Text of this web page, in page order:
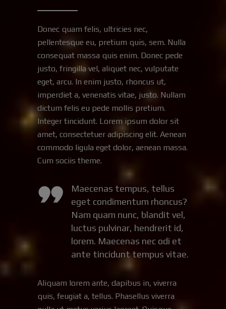
Donec quam felis, ultricies nec,
pellentesque eu, pretium quis, sem. Nulla
consequat massa quis enim. Donec pede
justo, fringilla vel, aliquet nec, vulputate
eget, arcu. In enim justo, rhoncus ut,
imperdiet a, venenatis vitae, justo. Nullam
dictum felis eu pede mollis pretium.
Integer tincidunt. Lorem ipsum dolor sit
amet, consectetuer adipiscing elit. Aenean
commodo ligula eget dolor, aenean massa.
Cum sociis theme.
Maecenas tempus, tellus
eget condimentum rhoncus?
Nam quam nunc, blandit vel,
luctus pulvinar, hendrerit id,
lorem. Maecenas nec odi et
ante tincidunt tempus vitae.
Aliquam lorem ante, dapibus in, viverra
quis, feugiat a, tellus. Phasellus viverra